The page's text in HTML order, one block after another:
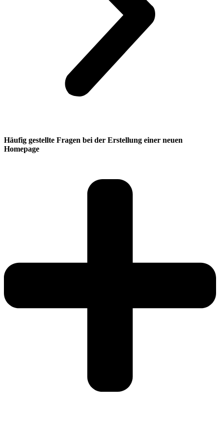
Häufig gestellte Fragen bei der Erstellung einer neuen
Homepage